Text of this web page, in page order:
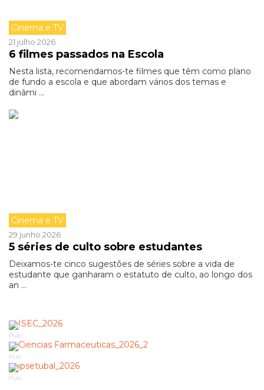
Cinema e TV
21 julho 2026
6 filmes passados na Escola
Nesta lista, recomendamos-te filmes que têm como plano
de fundo a escola e que abordam vários dos temas e
dinâmi ...
Cinema e TV
29 junho 2026
5 séries de culto sobre estudantes
Deixamos-te cinco sugestões de séries sobre a vida de
estudante que ganharam o estatuto de culto, ao longo dos
an ...
Pub
Pub
Pub